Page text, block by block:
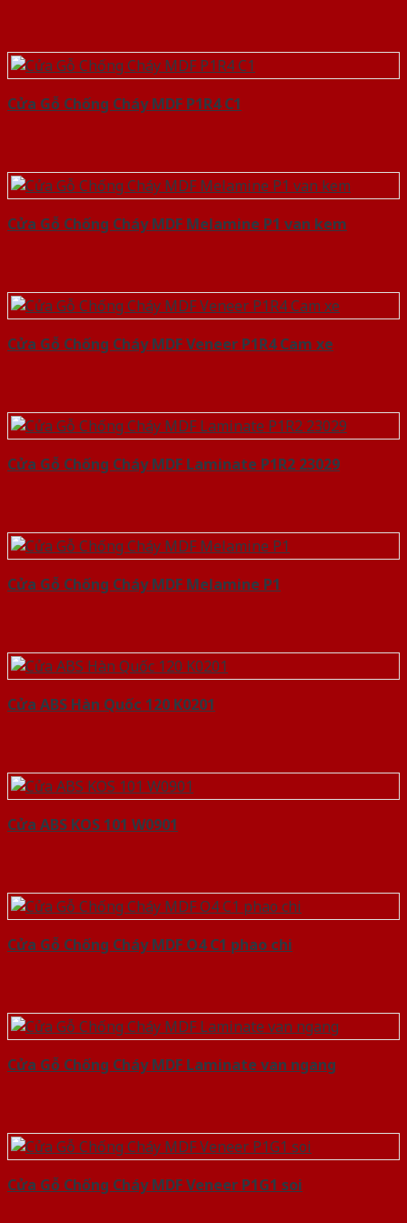
Cửa Gỗ Chống Cháy MDF P1R4 C1
Cửa Gỗ Chống Cháy MDF Melamine P1 van kem
Cửa Gỗ Chống Cháy MDF Veneer P1R4 Cam xe
Cửa Gỗ Chống Cháy MDF Laminate P1R2 23029
Cửa Gỗ Chống Cháy MDF Melamine P1
Cửa ABS Hàn Quốc 120 K0201
Cửa ABS KOS 101 W0901
Cửa Gỗ Chống Cháy MDF O4 C1 phao chi
Cửa Gỗ Chống Cháy MDF Laminate van ngang
Cửa Gỗ Chống Cháy MDF Veneer P1G1 soi